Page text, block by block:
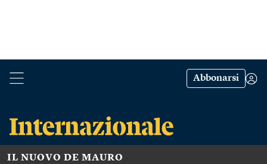
Abbonarsi
IL NUOVO DE MAURO